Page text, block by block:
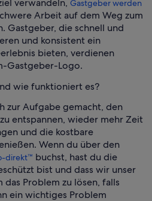
verwandeln, Gastgeber werden
Arbeit auf dem Weg zum
Gastgeber, die schnell und
und konsistent ein
bieten, verdienen
Gastgeber-Logo.
wie funktioniert es?
zur Aufgabe gemacht, den
entspannen, wieder mehr Zeit
und die kostbare
Wenn du über den
direkt™ buchst, hast du die
bist und dass wir unser
das Problem zu lösen, falls
ein wichtiges Problem